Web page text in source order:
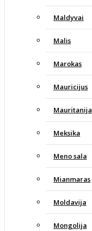
Maldyvai
Malis
Marokas
Mauricijus
Mauritanija
Meksika
Meno sala
Mianmaras
Moldavija
Mongolija